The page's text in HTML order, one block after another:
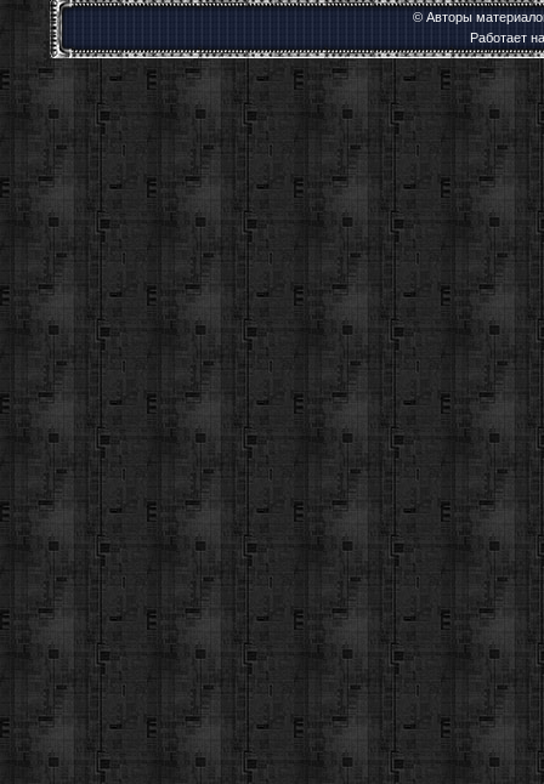
© Авторы
Работает